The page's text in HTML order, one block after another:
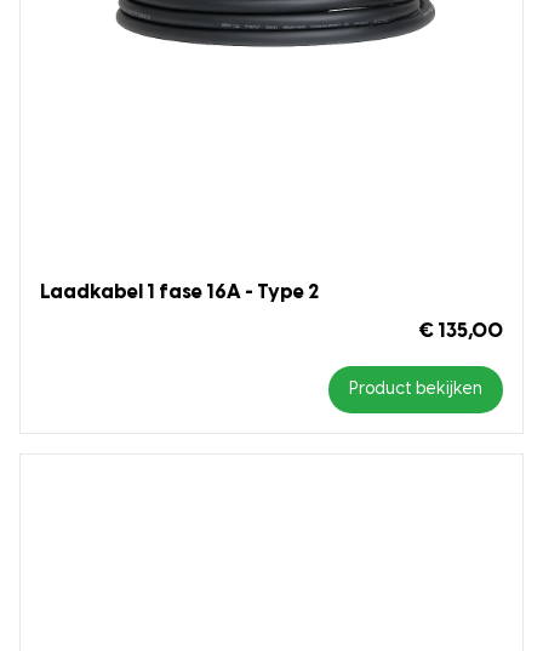
Laadkabel 1 fase 16A - Type 2
€ 135,00
Product bekijken